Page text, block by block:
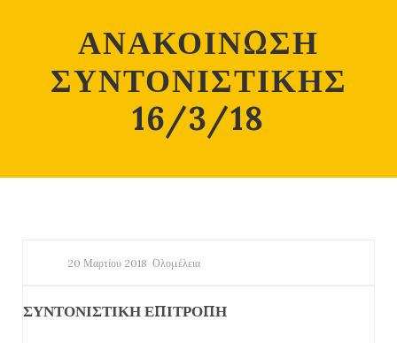
ΑΝΑΚΟΙΝΩΣΗ
ΣΥΝΤΟΝΙΣΤΙΚΗΣ
16/3/18
20 Μαρτίου 2018 Ολομέλεια
ΣΥΝΤΟΝΙΣΤΙΚΗ ΕΠΙΤΡΟΠΗ